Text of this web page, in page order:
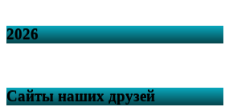
2026
Сайты наших друзей